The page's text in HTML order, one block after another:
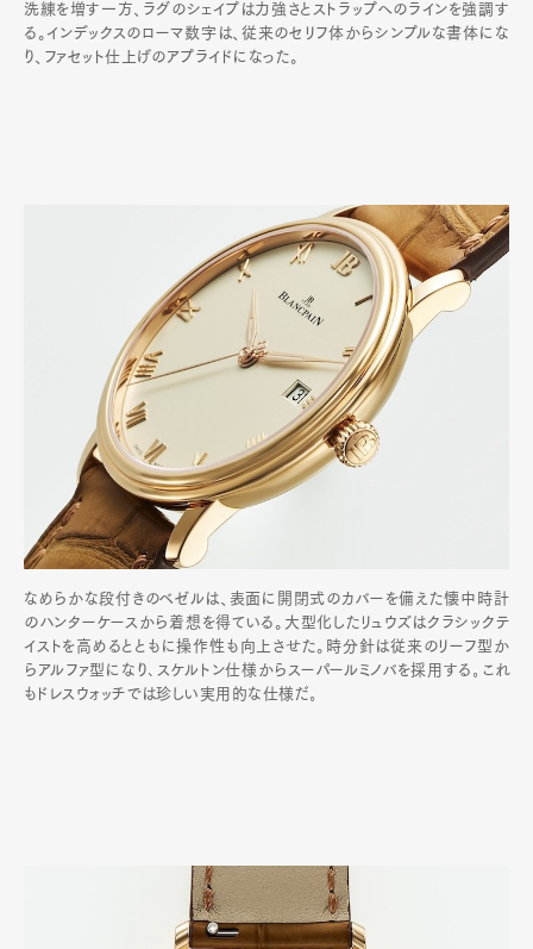
洗練を増す一方、ラグのシェイプは力強さとストラップへのラインを強調す
る。インデックスのローマ数字は、従来のセリフ体からシンプルな書体にな
り、ファセット仕上げのアプライドになった。
なめらかな段付きのベゼルは、表面に開閉式のカバーを備えた懐中時計
のハンターケースから着想を得ている。大型化したリュウズはクラシックテ
イストを高めるとともに操作性も向上させた。時分針は従来のリーフ型か
らアルファ型になり､スケルトン仕様からスーパールミノバを採用する｡これ
もドレスウォッチでは珍しい実用的な仕様だ｡